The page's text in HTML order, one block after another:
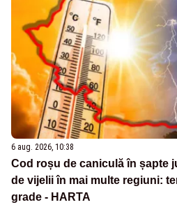
6 aug. 2026, 10:38
Cod roșu de caniculă în șapte
de vijelii în mai multe regiuni:
grade - HARTA